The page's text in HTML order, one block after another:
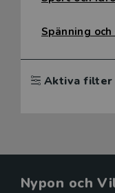
Spänning
Aktiva filter
Nypon och